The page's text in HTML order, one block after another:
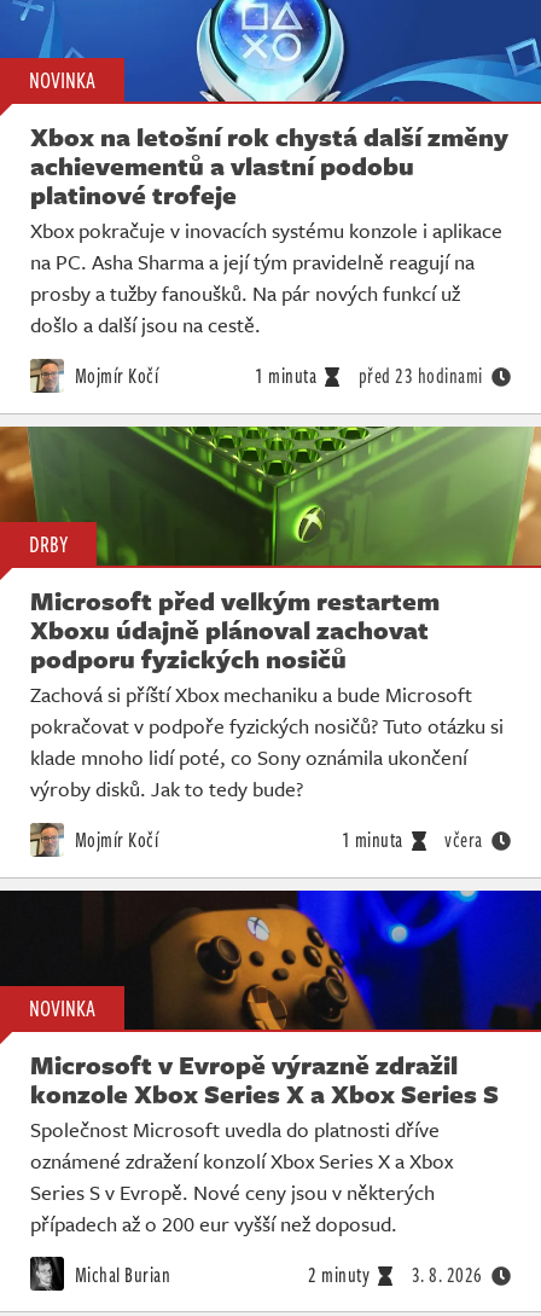
Živě
NOVINKA
Xbox na letošní rok chystá další změny
achievementů a vlastní podobu
platinové trofeje
Xbox pokračuje v inovacích systému konzole i aplikace
na PC. Asha Sharma a její tým pravidelně reagují na
prosby a tužby fanoušků. Na pár nových funkcí už
došlo a další jsou na cestě.
Mojmír Kočí 1 minuta před 23 hodinami
DRBY
Microsoft před velkým restartem
Xboxu údajně plánoval zachovat
podporu fyzických nosičů
Zachová si příští Xbox mechaniku a bude Microsoft
pokračovat v podpoře fyzických nosičů? Tuto otázku si
klade mnoho lidí poté, co Sony oznámila ukončení
výroby disků. Jak to tedy bude?
Mojmír Kočí 1 minuta včera
NOVINKA
Microsoft v Evropě výrazně zdražil
konzole Xbox Series X a Xbox Series S
Společnost Microsoft uvedla do platnosti dříve
oznámené zdražení konzolí Xbox Series X a Xbox
Series S v Evropě. Nové ceny jsou v některých
případech až o 200 eur vyšší než doposud.
Michal Burian 2 minuty 3. 8. 2026